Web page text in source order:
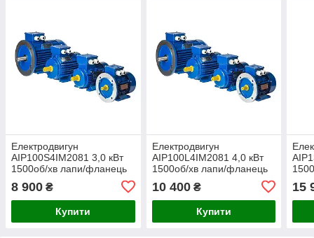
Електродвигун
АІР100Ѕ4ІМ2081 3,0 кВт
1500об/хв лапи/фланець
(електричний двигун АІР)
380В
8 900 ₴
Купити
Електродвигун
АІР100L4ІМ2081 4,0 кВт
1500об/хв лапи/фланець
(електричний двигун АІР)
380В
10 400₴
Купити
15